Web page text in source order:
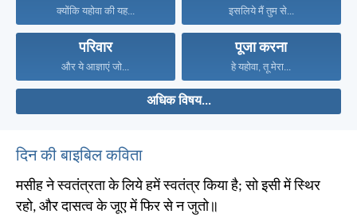
क्योंकि यहोवा की यह... इसलिये मैं तुम से...
परिवार
और ये आज्ञाएं जो...
पूजा करना
हे यहोवा, तू मेरा...
अधिक विषय...
दिन की बाइबिल कविता
मसीह ने स्वतंत्रता के लिये हमें स्वतंत्र किया है; सो इसी में स्थिर
रहो, और दासत्व के जूए में फिर से न जुतो॥